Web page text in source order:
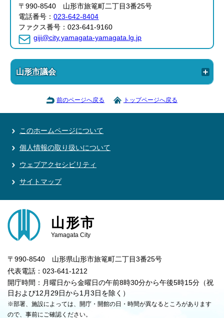
〒990-8540 山形市旅篭町二丁目3番25号
電話番号：023-642-8404
ファクス番号：023-641-9160
giji@city.yamagata-yamagata.lg.jp
山形市議会
前のページへ戻る トップページへ戻る
このホームページについて
個人情報の取り扱いについて
ウェブアクセシビリティ
サイトマップ
山形市
Yamagata City
〒990-8540 山形県山形市旅篭町二丁目3番25号
代表電話：023-641-1212
開庁時間：月曜日から金曜日の午前8時30分から午後5時15分（祝
日および12月29日から1月3日を除く）
※部署、施設によっては、開庁・開館の日・時間が異なるところがあります
ので、事前にご確認ください。